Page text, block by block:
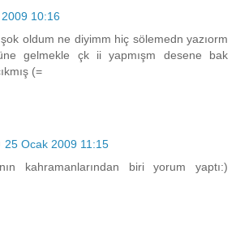
10:16
oldum ne diyimm hiç sölemedn yazıorm
gelmekle çk ii yapmışm desene bak
(=
25 Ocak 2009 11:15
kahramanlarından biri yorum yaptı:)